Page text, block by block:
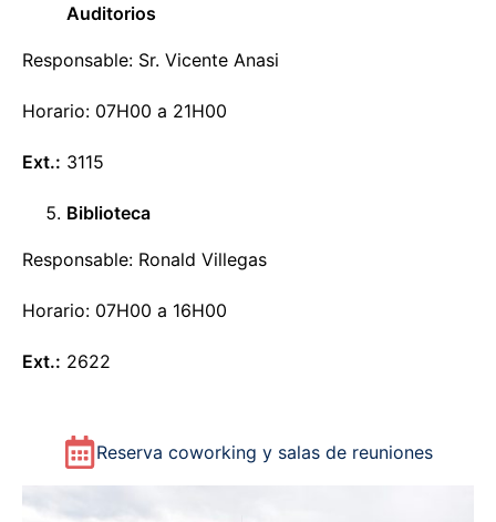
Auditorios
Responsable: Sr. Vicente Anasi
Horario: 07H00 a 21H00
Ext.: 3115
Biblioteca
Responsable: Ronald Villegas
Horario: 07H00 a 16H00
Ext.: 2622
Reserva coworking y salas de reuniones